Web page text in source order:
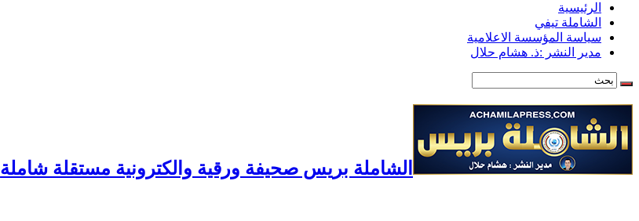
الرئيسية
الشاملة تيفي
سياسة المؤسسة الاعلامية
مدير النشر :ذ. هشام حلال
الشاملة بريس صحيفة ورقية والكترونية مستقلة شاملة